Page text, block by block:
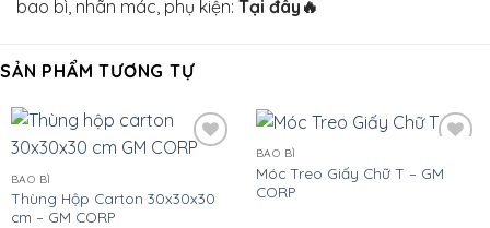
bao bì, nhãn mác, phụ kiện: Tại đây 🔥
SẢN PHẨM TƯƠNG TỰ
wishlist
BAO BÌ
Thùng Hộp Carton 30x30x30
cm – GM CORP
to
BAO BÌ
Móc Treo Giấy Chữ T – GM
CORP